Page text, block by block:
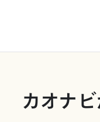
カオナ